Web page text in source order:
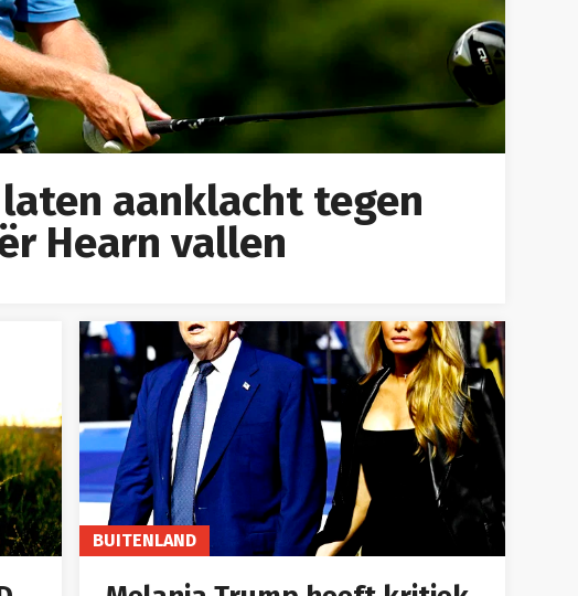
aanklacht tegen
Hearn vallen
BUITENLAND